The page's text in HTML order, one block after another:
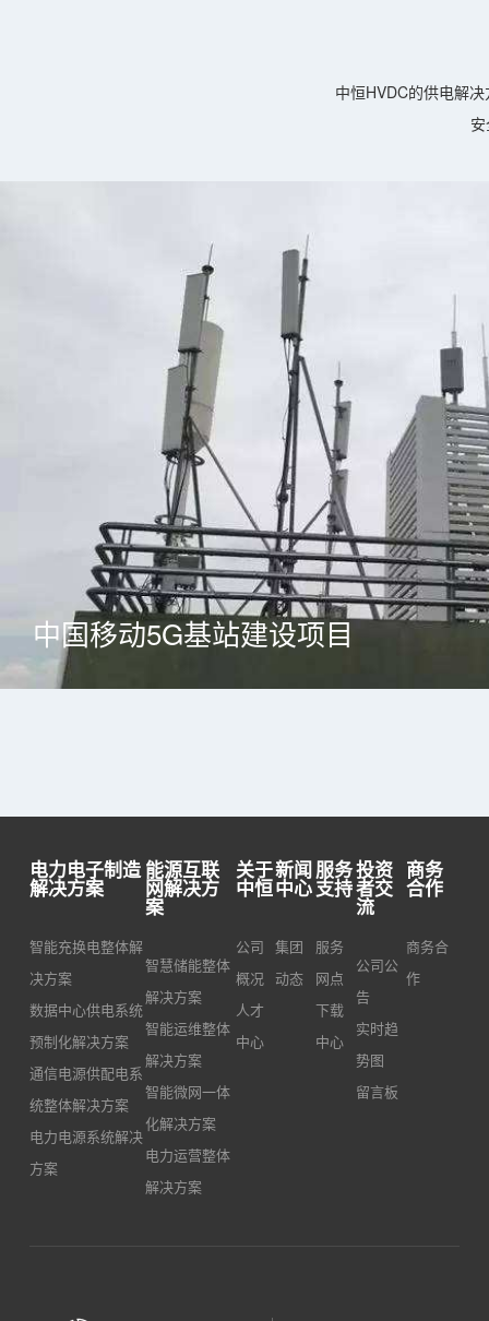
中恒HVDC的供电解
中国移动5G基站建设项目
电力电子制造
解决方案
智能充换电整体解
决方案
数据中心供电系统
预制化解决方案
通信电源供配电系
统整体解决方案
电力电源系统解决
方案
能源互联
网解决方
案
智慧储能整体
解决方案
智能运维整体
解决方案
智能微网一体
化解决方案
电力运营整体
解决方案
关于
中恒
公司
概况
人才
中心
新闻
中心
集团
动态
服务
支持
服务
网点
下载
中心
投资
者交
流
公司公
告
实时趋
势图
留言板
商务
合作
商务合
作